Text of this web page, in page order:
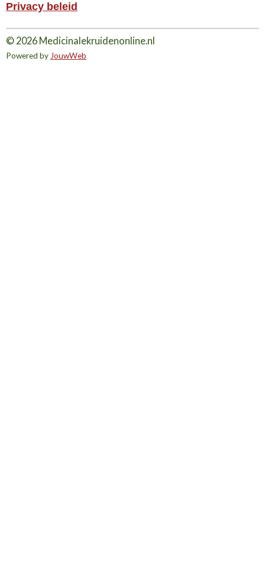
Privacy beleid
© 2026 Medicinalekruidenonline.nl
Powered by JouwWeb